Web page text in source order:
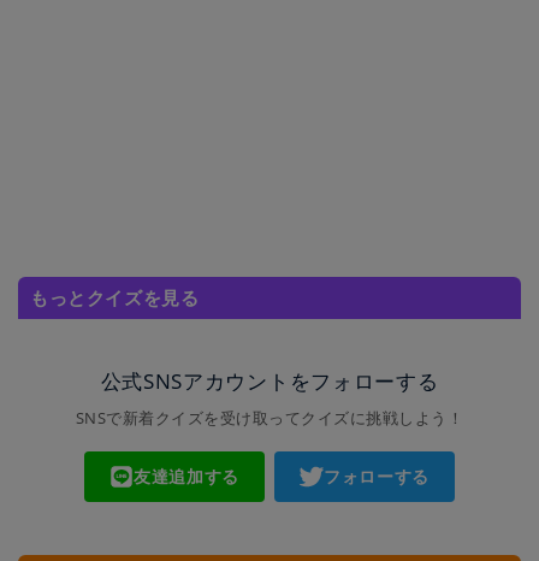
もっとクイズを見る
公式SNSアカウントをフォローする
SNSで新着クイズを受け取ってクイズに挑戦しよう！
友達追加する フォローする